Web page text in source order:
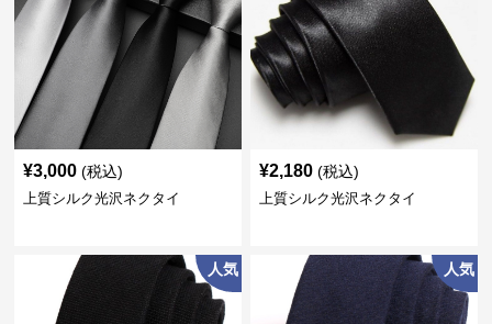
¥3,000 (税込)
上質シルク光沢ネクタイ
¥2,180 (税込)
上質シルク光沢ネクタイ
人気 人気